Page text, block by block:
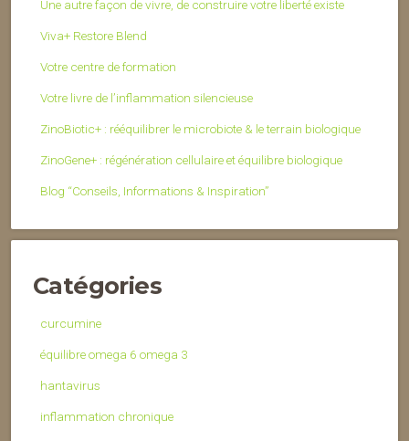
Une autre façon de vivre, de construire votre liberté existe
Viva+ Restore Blend
Votre centre de formation
Votre livre de l’inflammation silencieuse
ZinoBiotic+ : rééquilibrer le microbiote & le terrain biologique
ZinoGene+ : régénération cellulaire et équilibre biologique
Blog “Conseils, Informations & Inspiration”
Catégories
curcumine
équilibre omega 6 omega 3
hantavirus
inflammation chronique